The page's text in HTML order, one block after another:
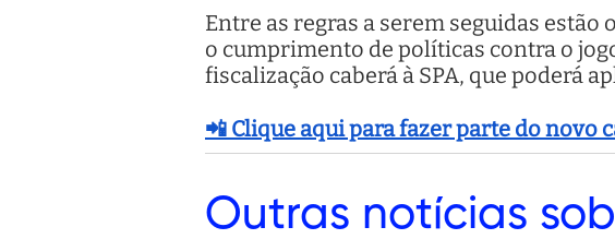
Entre as regras a serem seguidas estão
o cumprimento de políticas contra o
fiscalização caberá à SPA, que poderá
📲 Clique aqui para fazer parte do novo
Outras notícias